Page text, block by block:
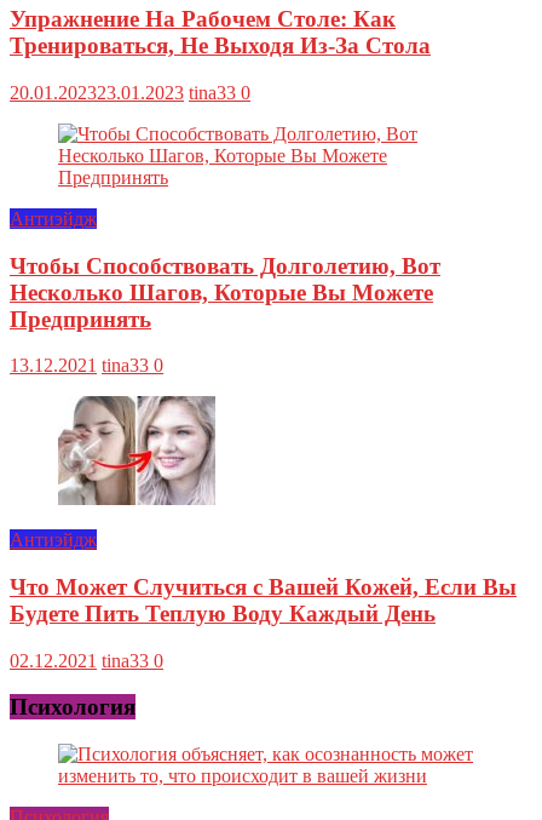
Упражнение На Рабочем Столе: Как
Тренироваться, Не Выходя Из-За Стола
20.01.202323.01.2023 tina33 0
Антиэйдж
Чтобы Способствовать Долголетию, Вот
Несколько Шагов, Которые Вы Можете
Предпринять
13.12.2021 tina33 0
Антиэйдж
Что Может Случиться с Вашей Кожей, Если Вы
Будете Пить Теплую Воду Каждый День
02.12.2021 tina33 0
Психология